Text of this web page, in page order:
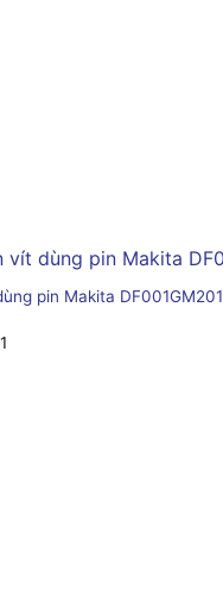
pin Makita DF001GM201